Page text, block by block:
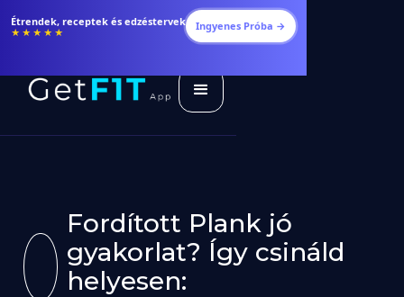
Étrendek, receptek és edzéstervek
★★★★★ Ingyenes Próba →
Fordított Plank jó
gyakorlat? Így csináld
helyesen: